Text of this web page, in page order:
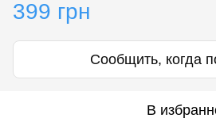
399 грн
Сообщить, когда
В